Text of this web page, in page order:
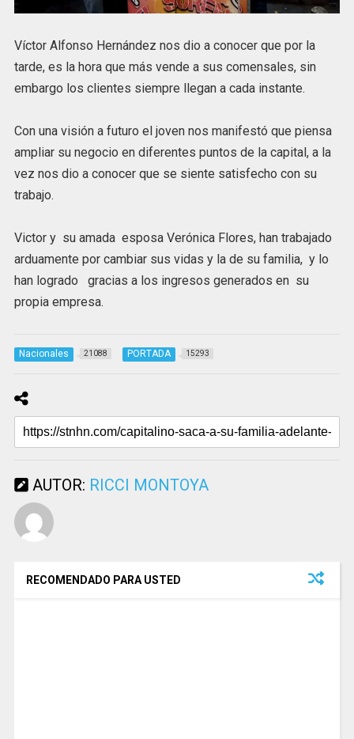
Víctor Alfonso Hernández nos dio a conocer que por la
tarde, es la hora que más vende a sus comensales, sin
embargo los clientes siempre llegan a cada instante.
Con una visión a futuro el joven nos manifestó que piensa
ampliar su negocio en diferentes puntos de la capital, a la
vez nos dio a conocer que se siente satisfecho con su
trabajo.
Victor y su amada esposa Verónica Flores, han trabajado
arduamente por cambiar sus vidas y la de su familia, y lo
han logrado gracias a los ingresos generados en su
propia empresa.
Nacionales 21088 PORTADA 15293
AUTOR: RICCI MONTOYA
RECOMENDADO PARA USTED